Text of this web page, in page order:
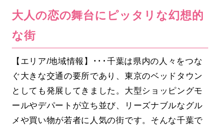
大人の恋の舞台にピッタリな幻想的
な街
【エリア/地域情報】･･･千葉は県内の人々をつな
ぐ大きな交通の要所であり、東京のベッドタウン
としても発展してきました。大型ショッピングモ
ールやデパートが立ち並び、リーズナブルなグル
メや買い物が若者に人気の街です。そんな千葉で